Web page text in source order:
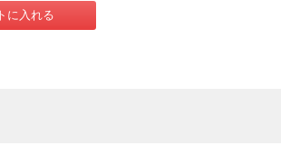
に入れる